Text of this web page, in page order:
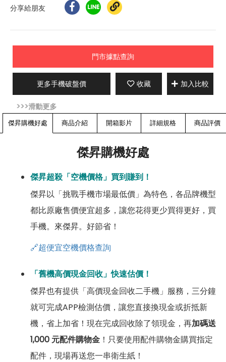
分享給朋友
門市據點查詢
更多手機破盤價 收藏 加入比較
傑昇購機好處 商品介紹 開箱影片 詳細規格 商品評價
傑昇購機好處
傑昇超殺「空機價格」買到賺到！
傑昇以「挑戰手機市場最低價」為特色，各品牌機型
都比原廠售價便宜超多，讓您花得更少買得更好，買
手機。來傑昇。好節省！
🔗超便宜空機價格查詢
「舊機高價現金回收」快速估價！
傑昇也有提供「高價現金回收二手機」服務，三分鐘
就可完成APP檢測估價，讓您直接換現金或折抵新
機，省上加省！現在完成回收除了領現金，再加碼送
1,000 元配件購物金 ！只要使用配件購物金購買指定
配件，現場再送您一串衛生紙！